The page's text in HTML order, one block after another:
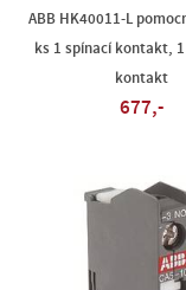
ABB HK40011-L
ks 1 spínací kontakt,
kontakt
677,-